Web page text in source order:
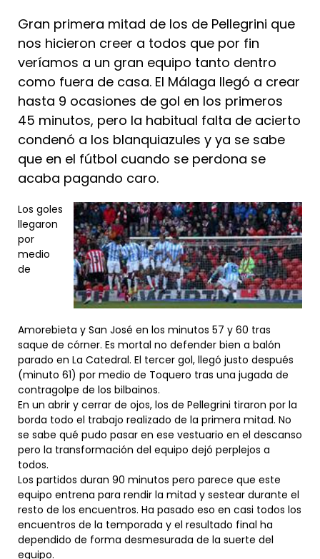
Gran primera mitad de los de Pellegrini que
nos hicieron creer a todos que por fin
veríamos a un gran equipo tanto dentro
como fuera de casa. El Málaga llegó a crear
hasta 9 ocasiones de gol en los primeros
45 minutos, pero la habitual falta de acierto
condenó a los blanquiazules y ya se sabe
que en el fútbol cuando se perdona se
acaba pagando caro.
Los goles
llegaron
por
medio
de
Amorebieta y San José en los minutos 57 y 60 tras
saque de córner. Es mortal no defender bien a balón
parado en La Catedral. El tercer gol, llegó justo después
(minuto 61) por medio de Toquero tras una jugada de
contragolpe de los bilbainos.
En un abrir y cerrar de ojos, los de Pellegrini tiraron por la
borda todo el trabajo realizado de la primera mitad. No
se sabe qué pudo pasar en ese vestuario en el descanso
pero la transformación del equipo dejó perplejos a
todos.
Los partidos duran 90 minutos pero parece que este
equipo entrena para rendir la mitad y sestear durante el
resto de los encuentros. Ha pasado eso en casi todos los
encuentros de la temporada y el resultado final ha
dependido de forma desmesurada de la suerte del
equipo.